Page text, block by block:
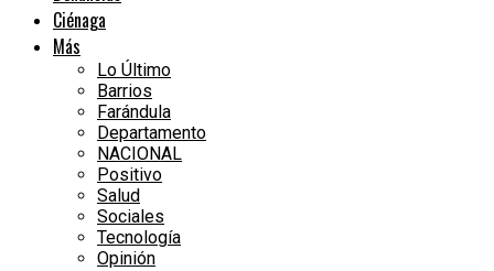
Ciénaga
Más
Lo Último
Barrios
Farándula
Departamento
NACIONAL
Positivo
Salud
Sociales
Tecnología
Opinión